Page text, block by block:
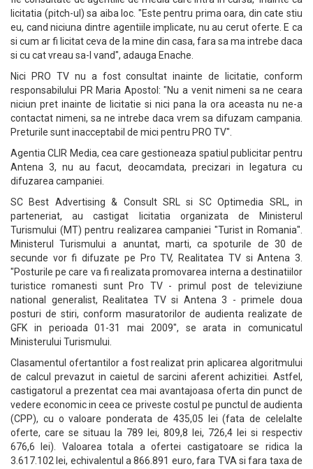
licitatia (pitch-ul) sa aiba loc. "Este pentru prima oara, din cate stiu
eu, cand niciuna dintre agentiile implicate, nu au cerut oferte. E ca
si cum ar fi licitat ceva de la mine din casa, fara sa ma intrebe daca
si cu cat vreau sa-l vand", adauga Enache.
Nici PRO TV nu a fost consultat inainte de licitatie, conform
responsabilului PR Maria Apostol: "Nu a venit nimeni sa ne ceara
niciun pret inainte de licitatie si nici pana la ora aceasta nu ne-a
contactat nimeni, sa ne intrebe daca vrem sa difuzam campania.
Preturile sunt inacceptabil de mici pentru PRO TV".
Agentia CLIR Media, cea care gestioneaza spatiul publicitar pentru
Antena 3, nu au facut, deocamdata, precizari in legatura cu
difuzarea campaniei.
SC Best Advertising & Consult SRL si SC Optimedia SRL, in
parteneriat, au castigat licitatia organizata de Ministerul
Turismului (MT) pentru realizarea campaniei "Turist in Romania".
Ministerul Turismului a anuntat, marti, ca spoturile de 30 de
secunde vor fi difuzate pe Pro TV, Realitatea TV si Antena 3.
"Posturile pe care va fi realizata promovarea interna a destinatiilor
turistice romanesti sunt Pro TV - primul post de televiziune
national generalist, Realitatea TV si Antena 3 - primele doua
posturi de stiri, conform masuratorilor de audienta realizate de
GFK in perioada 01-31 mai 2009", se arata in comunicatul
Ministerului Turismului.
Clasamentul ofertantilor a fost realizat prin aplicarea algoritmului
de calcul prevazut in caietul de sarcini aferent achizitiei. Astfel,
castigatorul a prezentat cea mai avantajoasa oferta din punct de
vedere economic in ceea ce priveste costul pe punctul de audienta
(CPP), cu o valoare ponderata de 435,05 lei (fata de celelalte
oferte, care se situau la 789 lei, 809,8 lei, 726,4 lei si respectiv
676,6 lei). Valoarea totala a ofertei castigatoare se ridica la
3.617.102 lei, echivalentul a 866.891 euro, fara TVA si fara taxa de